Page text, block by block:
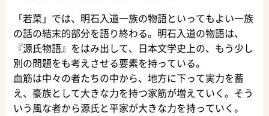
「若菜」では、明石入道一族の物語といってもよい一族
の話の結末的部分を語り終わる。明石入道の物語は、
『源氏物語』をはみ出して、日本文学史上の、もう少し
別の問題をも考えさせる要素を持っている。
血筋は中々の者たちの中から、地方に下って実力を蓄
え、豪族として大きな力を持つ家筋が増えていく。そう
いう風な者から源氏と平家が大きな力を持っていく。